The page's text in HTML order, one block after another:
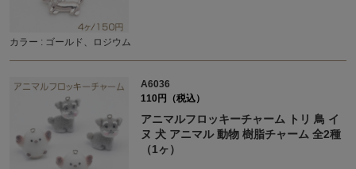
カラー : ゴールド、ロジウム
A6036
110円（税込）
アニマルフロッキーチャーム トリ 鳥 イ
ヌ 犬 アニマル 動物 樹脂チャーム 全2種
（1ヶ）